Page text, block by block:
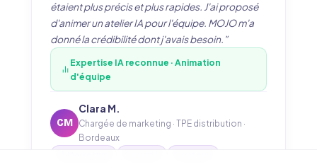
étaient plus précis et plus rapides. J'ai proposé
d'animer un atelier IA pour l'équipe. MOJO m'a
donné la crédibilité dont j'avais besoin.”
Expertise IA reconnue · Animation
d'équipe
CM
Clara M.
Chargée de marketing · TPE distribution ·
Bordeaux